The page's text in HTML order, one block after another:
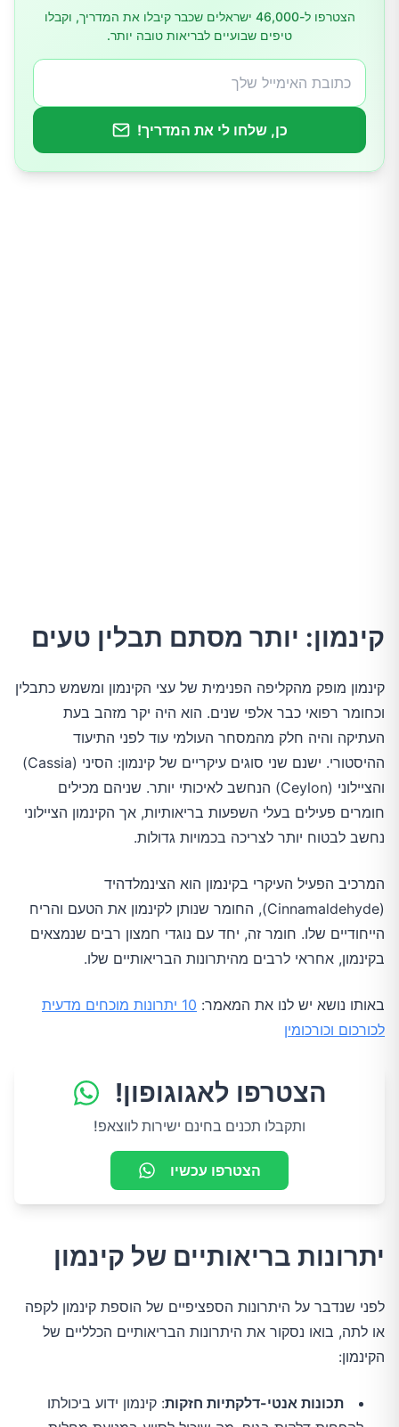
הצטרפו ל-46,000 ישראלים שכבר קיבלו את המדריך, וקבלו
טיפים שבועיים לבריאות טובה יותר.
כן, שלחו לי את המדריך!
קינמון: יותר מסתם תבלין טעים
קינמון מופק מהקליפה הפנימית של עצי הקינמון ומשמש כתבלין
וכחומר רפואי כבר אלפי שנים. הוא היה יקר מזהב בעת
העתיקה והיה חלק מהמסחר העולמי עוד לפני התיעוד
ההיסטורי. ישנם שני סוגים עיקריים של קינמון: הסיני (Cassia)
והציילוני (Ceylon) הנחשב לאיכותי יותר. שניהם מכילים
חומרים פעילים בעלי השפעות בריאותיות, אך הקינמון הציילוני
נחשב לבטוח יותר לצריכה בכמויות גדולות.
המרכיב הפעיל העיקרי בקינמון הוא הצינמלדהיד
(Cinnamaldehyde), החומר שנותן לקינמון את הטעם והריח
הייחודיים שלו. חומר זה, יחד עם נוגדי חמצון רבים שנמצאים
בקינמון, אחראי לרבים מהיתרונות הבריאותיים שלו.
באותו נושא יש לנו את המאמר:
10 יתרונות מוכחים מדעית
לכורכום וכורכומין
הצטרפו לאגוגופון!
ותקבלו תכנים בחינם ישירות לווצאפ!
הצטרפו עכשיו
יתרונות בריאותיים של קינמון
לפני שנדבר על היתרונות הספציפיים של הוספת קינמון לקפה
או לתה, בואו נסקור את היתרונות הבריאותיים הכלליים של
הקינמון:
תכונות אנטי-דלקתיות חזקות: קינמון ידוע ביכולתו